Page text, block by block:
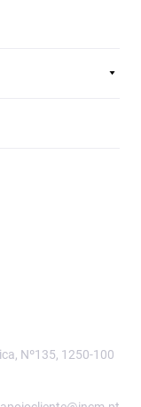
Nº135, 1250-100